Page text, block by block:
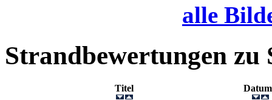
alle
Strandbewertungen zu
Titel